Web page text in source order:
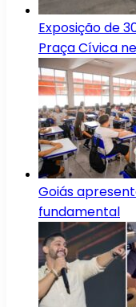
Exposição de
Praça Cívica
Goiás
fundamental